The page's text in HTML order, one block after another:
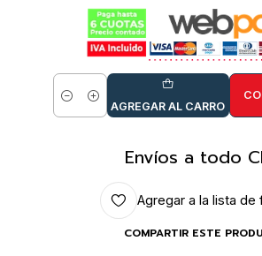
Cantidad AGREGAR AL CARRO
Envíos a todo
Agregar a la lista de
COMPARTIR ESTE